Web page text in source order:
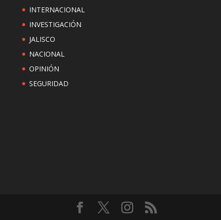
INTERNACIONAL
INVESTIGACIÓN
JALISCO
NACIONAL
OPINIÓN
SEGURIDAD